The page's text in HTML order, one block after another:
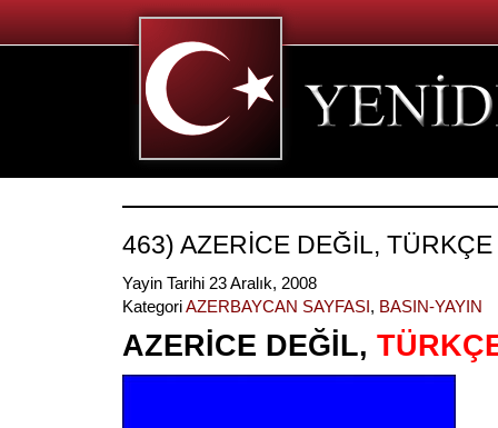
463) AZERİCE DEĞİL, TÜRKÇE
Yayin Tarihi 23 Aralık, 2008
KategoriAZERBAYCAN SAYFASI, BASIN-YAYIN
AZERİCE DEĞİL,